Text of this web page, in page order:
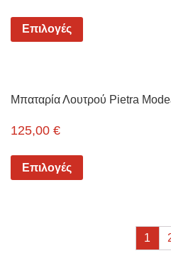
Επιλογές
Μπαταρία Λουτρού Pietra
125,00 €
Επιλογές
1